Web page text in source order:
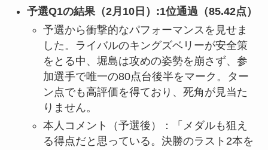
予選Q1の結果（2月10日）:1位通過（85.42点）
予選から衝撃的なパフォーマンスを見せま
した。ライバルのキングズベリーが安全策
をとる中、堀島は攻めの姿勢を崩さず、参
加選手で唯一の80点台後半をマーク。ター
ン点でも高評価を得ており、死角が見当た
りません。
本人コメント（予選後）：「メダルも狙え
る得点だと思っている。決勝のラスト2本を